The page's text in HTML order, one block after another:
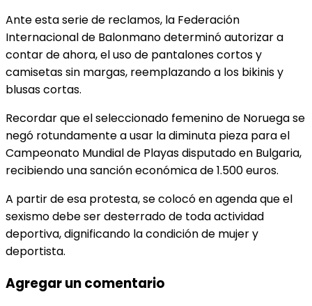
Ante esta serie de reclamos, la Federación
Internacional de Balonmano determinó autorizar a
contar de ahora, el uso de pantalones cortos y
camisetas sin margas, reemplazando a los bikinis y
blusas cortas.
Recordar que el seleccionado femenino de Noruega se
negó rotundamente a usar la diminuta pieza para el
Campeonato Mundial de Playas disputado en Bulgaria,
recibiendo una sanción económica de 1.500 euros.
A partir de esa protesta, se colocó en agenda que el
sexismo debe ser desterrado de toda actividad
deportiva, dignificando la condición de mujer y
deportista.
Agregar un comentario